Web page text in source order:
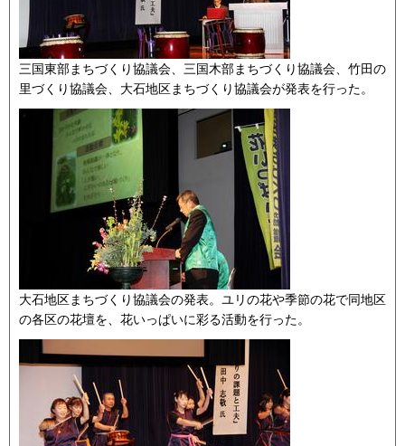
三国東部まちづくり協議会、三国木部まちづくり協議会、竹田の
里づくり協議会、大石地区まちづくり協議会が発表を行った。
大石地区まちづくり協議会の発表。ユリの花や季節の花で同地区
の各区の花壇を、花いっぱいに彩る活動を行った。